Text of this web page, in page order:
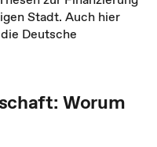
Stadt. Auch hier
Deutsche
Worum